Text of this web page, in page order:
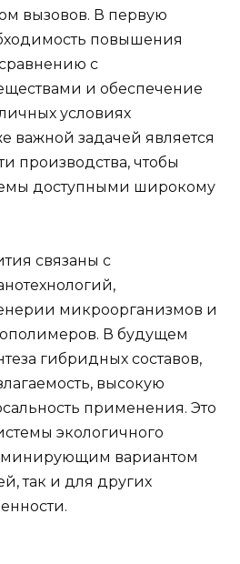
вызовов. В первую
повышения
с
и обеспечение
условиях
важной задачей является
производства, чтобы
доступными широкому
связаны с
микроорганизмов и
В будущем
гибридных составов,
высокую
применения. Это
экологичного
вариантом
так и для других